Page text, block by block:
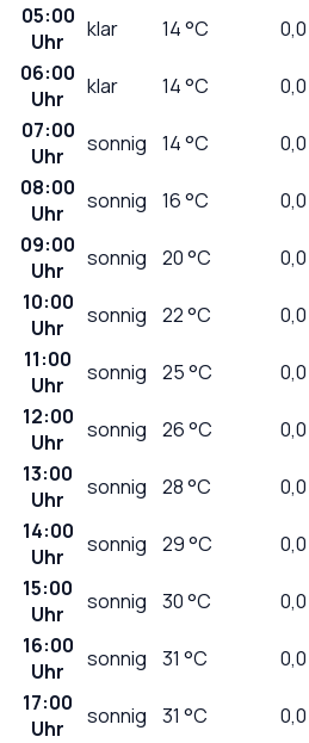
05:00
Uhr
klar 14°C 0,0
06:00
Uhr
klar 14°C 0,0
07:00
Uhr
sonnig 14°C 0,0
08:00
Uhr
sonnig 16°C 0,0
09:00
Uhr
sonnig 20°C 0,0
10:00
Uhr
sonnig 22°C 0,0
11:00
Uhr
sonnig 25°C 0,0
12:00
Uhr
sonnig 26°C 0,0
13:00
Uhr
sonnig 28°C 0,0
14:00
Uhr
sonnig 29°C 0,0
15:00
Uhr
sonnig 30°C 0,0
16:00
Uhr
sonnig 31 °C 0,0
17:00
Uhr
sonnig 31 °C 0,0